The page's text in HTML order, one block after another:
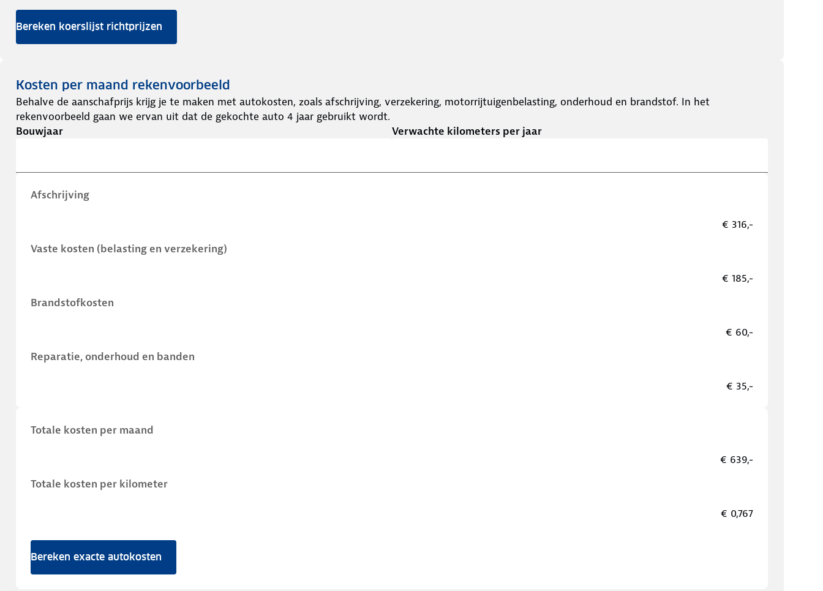
Bereken koerslijst richtprijzen
Kosten per maand rekenvoorbeeld
Behalve de aanschafprijs krijg je te maken met autokosten, zoals afschrijving, verzekering, motorrijtuigenbelasting, onderhoud en brandstof. In het
rekenvoorbeeld gaan we ervan uit dat de gekochte auto 4 jaar gebruikt wordt.
Bouwjaar
Verwachte kilometers per jaar
Afschrijving
€ 316,-
Vaste kosten (belasting en verzekering)
€ 185,-
Brandstofkosten
€ 60,-
Reparatie, onderhoud en banden
€ 35,-
Totale kosten per maand
€ 639,-
Totale kosten per kilometer
€ 0,767
Bereken exacte autokosten